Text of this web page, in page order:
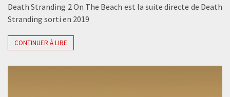
Death Stranding 2 On The Beach est la suite directe de Death
Stranding sorti en 2019
CONTINUER À LIRE